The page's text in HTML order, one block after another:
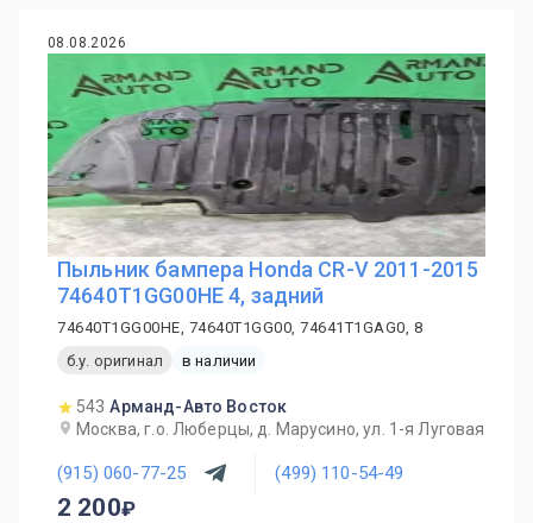
08.08.2026
Пыльник бампера Honda CR-V 2011-2015
74640T1GG00HE 4, задний
74640T1GG00HE, 74640T1GG00, 74641T1GAG0, 8
б.у. оригинал
в наличии
543 Арманд-Авто Восток
Москва, г.о. Люберцы, д. Марусино, ул. 1-я Луговая
(915) 060-77-25 (499) 110-54-49
2 200